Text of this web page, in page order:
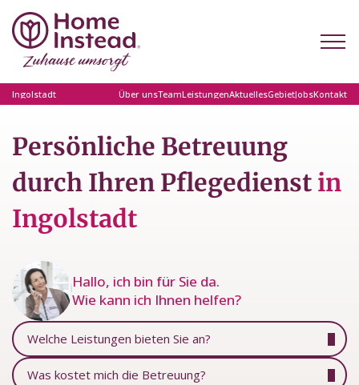
Ingolstadt Über unsTeamLeistungenAktuellesGebietJobsKontakt
Persönliche Betreuung
durch Ihren Pflegedienst in
Ingolstadt
Hallo, ich bin für Sie da.
Wie kann ich Ihnen helfen?
Welche Leistungen bieten Sie an?
Was kostet mich die Betreuung?